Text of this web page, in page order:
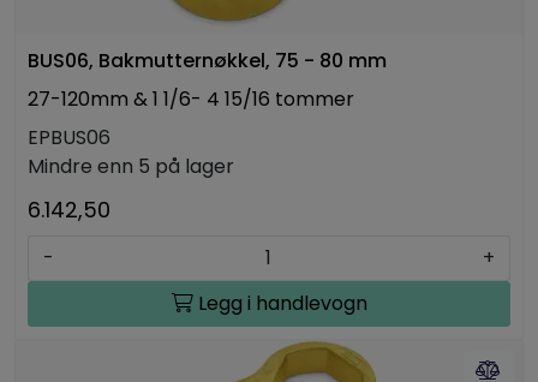
BUS06, Bakmutternøkkel, 75 - 80 mm
27-120mm & 1 1/6- 4 15/16 tommer
EPBUS06
Mindre enn 5 på lager
6.142,50
-
+
Legg i handlevogn